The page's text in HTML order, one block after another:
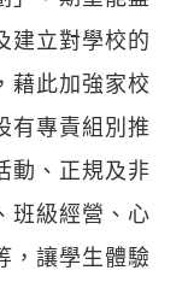
建立對學校的
藉此加強家校
有專責組別推
動、正規及非
班級經營、心
，讓學生體驗